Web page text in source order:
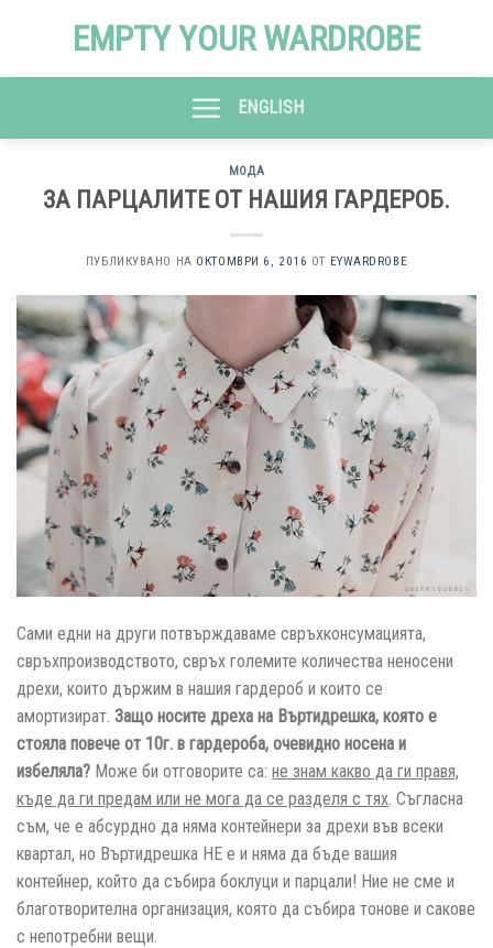
EMPTY YOUR WARDROBE
ENGLISH
МОДА
ЗА ПАРЦАЛИТЕ ОТ НАШИЯ ГАРДЕРОБ.
ПУБЛИКУВАНО НА ОКТОМВРИ 6, 2016 ОТ EYWARDROBE
Сами едни на други потвърждаваме свръхконсумацията,
свръхпроизводството, свръх големите количества неносени
дрехи, които държим в нашия гардероб и които се
амортизират. Защо носите дреха на Въртидрешка, която е
стояла повече от 10г. в гардероба, очевидно носена и
избеляла? Може би отговорите са: не знам какво да ги правя,
къде да ги предам или не мога да се разделя с тях . Съгласна
съм, че е абсурдно да няма контейнери за дрехи във всеки
квартал, но Въртидрешка НЕ е и няма да бъде вашия
контейнер, който да събира боклуци и парцали! Ние не сме и
благотворителна организация, която да събира тонове и сакове
с непотребни вещи.